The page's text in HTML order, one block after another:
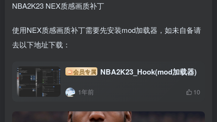
NBA2K23 NEX质感画质补丁
使用NEX质感画质补丁需要先安装mod加载器，如未自备请
去以下地址下载：
会员专属 NBA2K23_Hook(mod加载器)
1年前 10